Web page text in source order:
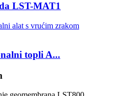
LST-MAT1
topli A...